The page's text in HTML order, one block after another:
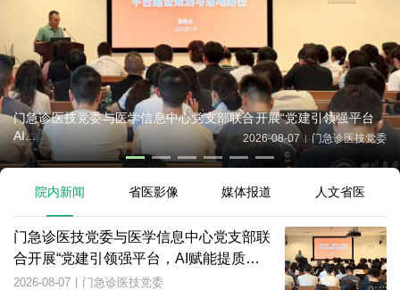
感染内科党支部举行世界肝炎日公益科普义诊暨主题党日活动
2026-07-30 | 感染科
院内新闻 省医影像 媒体报道 人文省医
门急诊医技党委与医学信息中心党支部联
合开展“党建引领强平台，AI赋能提质
效”主题党日活动
2026-08-07 | 门急诊医技党委